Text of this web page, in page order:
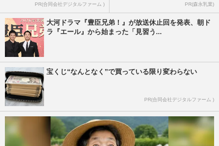
PR(合同会社デジタルファーム ) PR(森永乳業)
大河ドラマ『豊臣兄弟！』が放送休止回を発表、朝ド
ラ『エール』から始まった「見習う...
宝くじ“なんとなく”で買っている限り変わらない
PR(合同会社デジタルファーム )